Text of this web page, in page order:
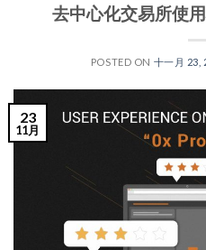
去中心化交易所使
POSTED ON 十一月 23,
23
11月